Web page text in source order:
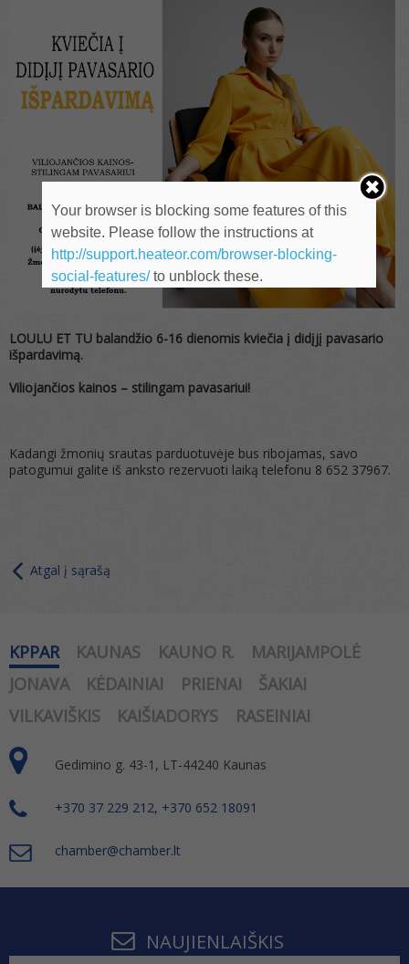
LOULU ET TU balandžio 6-16 dienomis kviečia į didįjį pavasario
išpardavimą.
Viliojančios kainos – stilingam pavasariui!
Kadangi žmonių srautas parduotuvėje bus ribojamas, savo
patogumui galite iš anksto rezervuoti laiką telefonu 8 652 37967.
Atgal į sąrašą
KPPAR KAUNAS KAUNO R.
MARIJAMPOLĖ
JONAVA
KĖDAINIAI PRIENAI
ŠAKIAI
VILKAVIŠKIS
KAIŠIADORYS RASEINIAI
Gedimino g. 43-1, LT-44240 Kaunas
+370 37 229 212, +370 652 18091
chamber@chamber.lt
NAUJIENLAIŠKIS
Your browser is blocking some features of this
website. Please follow the instructions at
http://support.heateor.com/browser-blocking-
social-features/to unblock these.